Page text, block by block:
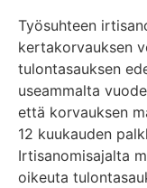
Työsuhteen
kertakorvauksen
tulontasauksen
useammalta
että korvauksen
12 kuukauden
Irtisanomisajalta
oikeuta